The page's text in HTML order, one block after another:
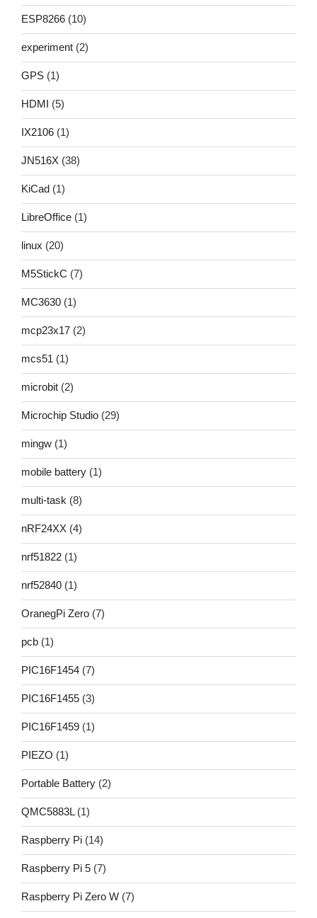
ESP8266 (10)
experiment (2)
GPS (1)
HDMI (5)
IX2106 (1)
JN516X (38)
KiCad (1)
LibreOffice (1)
linux (20)
M5StickC (7)
MC3630 (1)
mcp23x17 (2)
mcs51 (1)
microbit (2)
Microchip Studio (29)
mingw (1)
mobile battery (1)
multi-task (8)
nRF24XX (4)
nrf51822 (1)
nrf52840 (1)
OranegPi Zero (7)
pcb (1)
PIC16F1454 (7)
PIC16F1455 (3)
PIC16F1459 (1)
PIEZO (1)
Portable Battery (2)
QMC5883L(1)
Raspberry Pi (14)
Raspberry Pi 5 (7)
Raspberry Pi Zero W (7)